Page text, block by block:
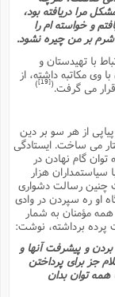
مرا دریافته بود،
و خواسته ام را
بر من چیره نشود.
با تهیدستان و
وى مکاتبه داشته، از
مى گرفت. [19]
)
از هر سو بر دین
مى ساخت. ایستادگى
گام نهادن در
هزار
چنین رسالت دشوارى
او ره سپردن در وادى
مؤمنان به شمار
پرده برداشته، نوشت:
و پیشرفت آنها و
جز براى پرداختن
توان بدان